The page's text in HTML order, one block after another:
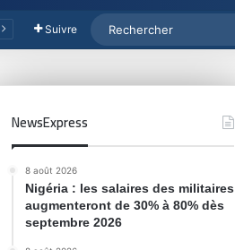
Suivre
NewsExpress
8 août 2026
Nigéria : les salaires des militaires
augmenteront de 30% à 80% dès
septembre 2026